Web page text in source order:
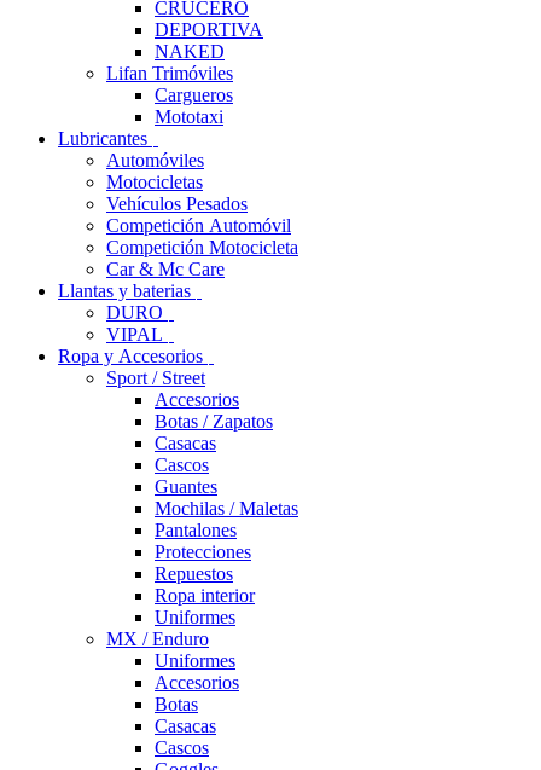
CRUCERO
DEPORTIVA
NAKED
Lifan Trimóviles
Cargueros
Mototaxi
Lubricantes
Automóviles
Motocicletas
Vehículos Pesados
Competición Automóvil
Competición Motocicleta
Car & Mc Care
Llantas y baterias
DURO
VIPAL
Ropa y Accesorios
Sport / Street
Accesorios
Botas / Zapatos
Casacas
Cascos
Guantes
Mochilas / Maletas
Pantalones
Protecciones
Repuestos
Ropa interior
Uniformes
MX / Enduro
Uniformes
Accesorios
Botas
Casacas
Cascos